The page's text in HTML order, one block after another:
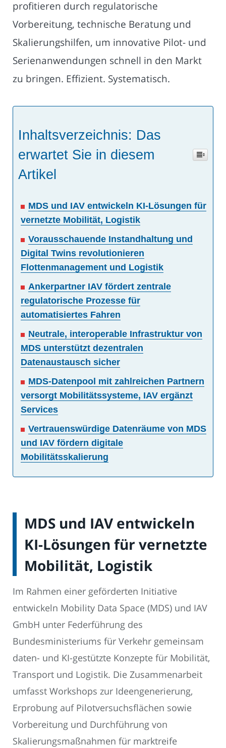
profitieren durch regulatorische
Vorbereitung, technische Beratung und
Skalierungshilfen, um innovative Pilot- und
Serienanwendungen schnell in den Markt
zu bringen. Effizient. Systematisch.
Inhaltsverzeichnis: Das
erwartet Sie in diesem
Artikel
MDS und IAV entwickeln KI-Lösungen für
vernetzte Mobilität, Logistik
Vorausschauende Instandhaltung und
Digital Twins revolutionieren
Flottenmanagement und Logistik
Ankerpartner IAV fördert zentrale
regulatorische Prozesse für
automatisiertes Fahren
Neutrale, interoperable Infrastruktur von
MDS unterstützt dezentralen
Datenaustausch sicher
MDS-Datenpool mit zahlreichen Partnern
versorgt Mobilitätssysteme, IAV ergänzt
Services
Vertrauenswürdige Datenräume von MDS
und IAV fördern digitale
Mobilitätsskalierung
MDS und IAV entwickeln
KI-Lösungen für vernetzte
Mobilität, Logistik
Im Rahmen einer geförderten Initiative
entwickeln Mobility Data Space (MDS) und IAV
GmbH unter Federführung des
Bundesministeriums für Verkehr gemeinsam
daten- und KI-gestützte Konzepte für Mobilität,
Transport und Logistik. Die Zusammenarbeit
umfasst Workshops zur Ideengenerierung,
Erprobung auf Pilotversuchsflächen sowie
Vorbereitung und Durchführung von
Skalierungsmaßnahmen für marktreife